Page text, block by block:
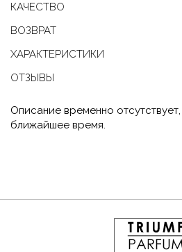
КАЧЕСТВО
ВОЗВРАТ
ХАРАКТЕРИСТИКИ
ОТЗЫВЫ
Описание временно
ближайшее время.